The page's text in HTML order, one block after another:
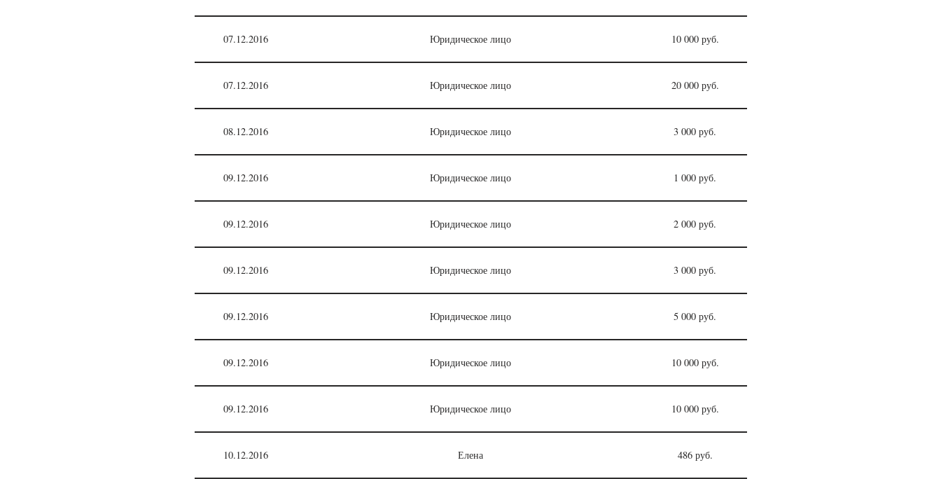
07.12.2016 Юридическое лицо 10 000 руб.
07.12.2016 Юридическое лицо 20 000 руб.
08.12.2016 Юридическое лицо 3 000 руб.
09.12.2016 Юридическое лицо 1 000 руб.
09.12.2016 Юридическое лицо 2 000 руб.
09.12.2016 Юридическое лицо 3 000 руб.
09.12.2016 Юридическое лицо 5 000 руб.
09.12.2016 Юридическое лицо 10 000 руб.
09.12.2016 Юридическое лицо 10 000 руб.
10.12.2016 Елена 486 руб.